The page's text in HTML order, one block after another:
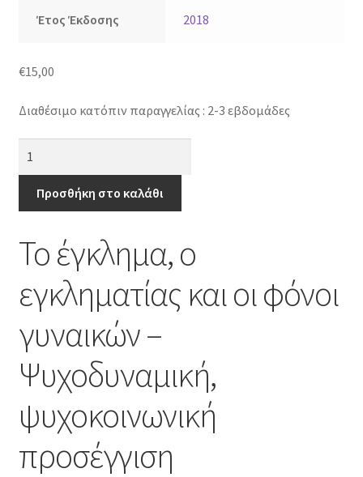
Έτος Έκδοσης 2018
€15,00
Διαθέσιμο κατόπιν παραγγελίας : 2-3 εβδομάδες
εγκληματίας
οι
φόνοι
γυναικών
-
Ψυχοδυναμική,
ψυχοκοινωνική
προσέγγιση
ποσότητα
Προσθήκη στο καλάθι
Το έγκλημα, ο
εγκληματίας και οι φόνοι
γυναικών –
Ψυχοδυναμική,
ψυχοκοινωνική
προσέγγιση